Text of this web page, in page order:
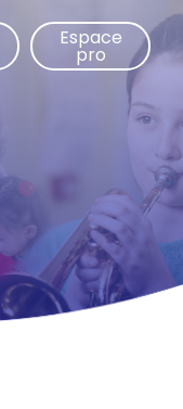
Espace
pro